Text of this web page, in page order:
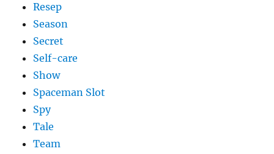
Resep
Season
Secret
Self-care
Show
Spaceman Slot
Spy
Tale
Team